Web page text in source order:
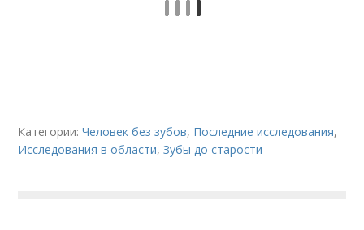
Категории:Человек без зубов, Последние исследования,
Исследования в области,Зубы до старости